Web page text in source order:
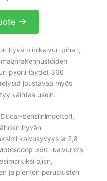
hyvä minikaivuri pihan,
pyörii täydet 360
joustavaa myös
vaihtaa usein.
bensiinimoottori,
hyvän
kaivusyvyys ja 2,8
360 -kaivurista
ojien,
ja pienten perustusten